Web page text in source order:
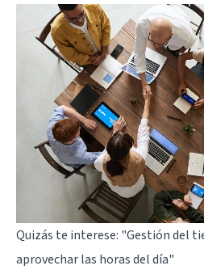
Quizás te interese: "Gestión del
aprovechar las horas del día"